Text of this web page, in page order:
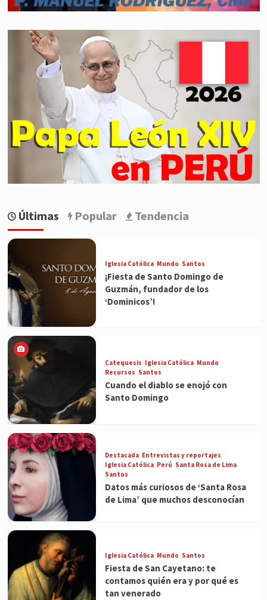
Últimas Popular Tendencia
Iglesia Católica Mundo Santos
¡Fiesta de Santo Domingo de
Guzmán, fundador de los
‘Dominicos’!
Catequesis Iglesia Católica Mundo
Recursos Santos
Cuando el diablo se enojó con
Santo Domingo
Destacada Entrevistas y reportajes
Iglesia Católica Perú Santa Rosa de Lima
Santos
Datos más curiosos de ‘Santa Rosa
de Lima’ que muchos desconocían
Iglesia Católica Mundo Santos
Fiesta de San Cayetano: te
contamos quién era y por qué es
tan venerado